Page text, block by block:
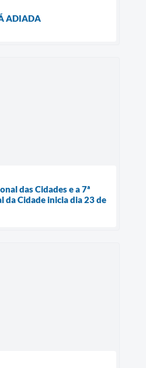
ADIADA
das Cidades e a 7ª
da Cidade inicia dia 23 de